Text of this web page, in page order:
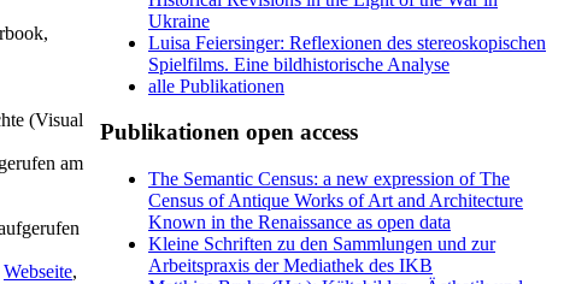
(Visual
am
Webseite,
Ukraine
Luisa Feiersinger: Reflexionen des stereoskopischen
Spielfilms. Eine bildhistorische Analyse
alle Publikationen
Publikationen open access
The Semantic Census: a new expression of The
Census of Antique Works of Art and Architecture
Known in the Renaissance as open data
Kleine Schriften zu den Sammlungen und zur
Arbeitspraxis der Mediathek des IKB